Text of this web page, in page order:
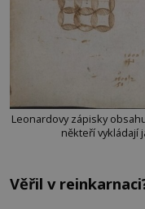
Leonardovy zápisky
někteří vykládají
Věřil v